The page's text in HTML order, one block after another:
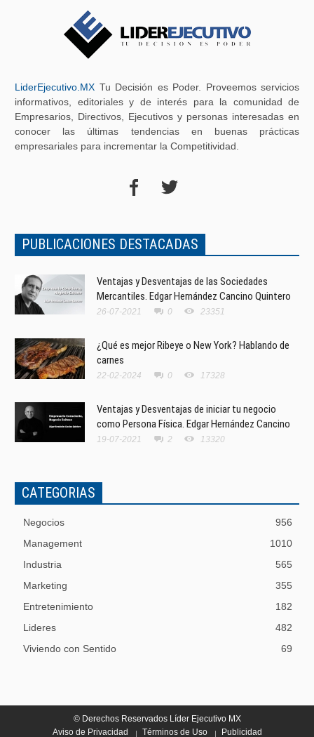
LiderEjecutivo.MX Tu Decisión es Poder. Proveemos servicios
informativos, editoriales y de interés para la comunidad de
Empresarios, Directivos, Ejecutivos y personas interesadas en
conocer las últimas tendencias en buenas prácticas
empresariales para incrementar la Competitividad.
PUBLICACIONES DESTACADAS
Ventajas y Desventajas de las Sociedades
Mercantiles. Edgar Hernández Cancino Quintero
26-07-2021 0 23351
¿Qué es mejor Ribeye o New York? Hablando de
carnes
22-02-2024 0 17328
Ventajas y Desventajas de iniciar tu negocio
como Persona Física. Edgar Hernández Cancino
19-07-2021 2 13320
CATEGORIAS
Negocios
956
Management
1010
Industria
565
Marketing
355
Entretenimiento
182
Lideres
482
Viviendo con Sentido
69
© Derechos Reservados Líder Ejecutivo MX
Aviso de Privacidad
Términos de Uso Publicidad